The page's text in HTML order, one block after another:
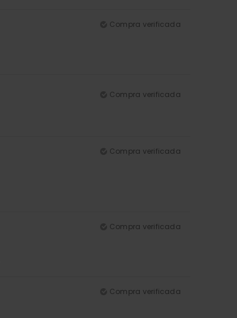
Compra verificada
Compra verificada
Compra verificada
Compra verificada
Compra verificada